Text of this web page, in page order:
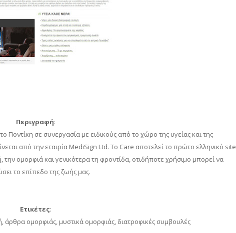
Περιγραφή:
σε συνεργασία με ειδικούς από το χώρο της υγείας και της
από την εταιρία MediSign Ltd. To Care αποτελεί το πρώτο ελληνικό site
ομορφιά και γενικότερα τη φροντίδα, οτιδήποτε χρήσιμο μπορεί να
το επίπεδο της ζωής μας.
Ετικέτες:
άρθρα ομορφιάς, μυστικά ομορφιάς, διατροφικές συμβουλές